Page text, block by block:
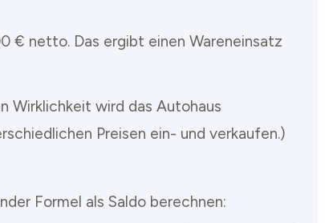
€ netto. Das ergibt einen Wareneinsatz
Wirklichkeit wird das Autohaus
Preisen ein- und verkaufen.)
Formel als Saldo berechnen: